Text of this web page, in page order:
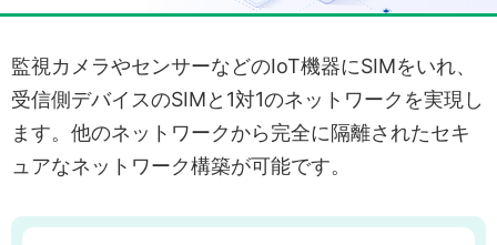
監視カメラやセンサーなどのIoT機器にSIMをいれ、
受信側デバイスのSIMと1対1のネットワークを実現し
ます。他のネットワークから完全に隔離されたセキ
ュアなネットワーク構築が可能です。